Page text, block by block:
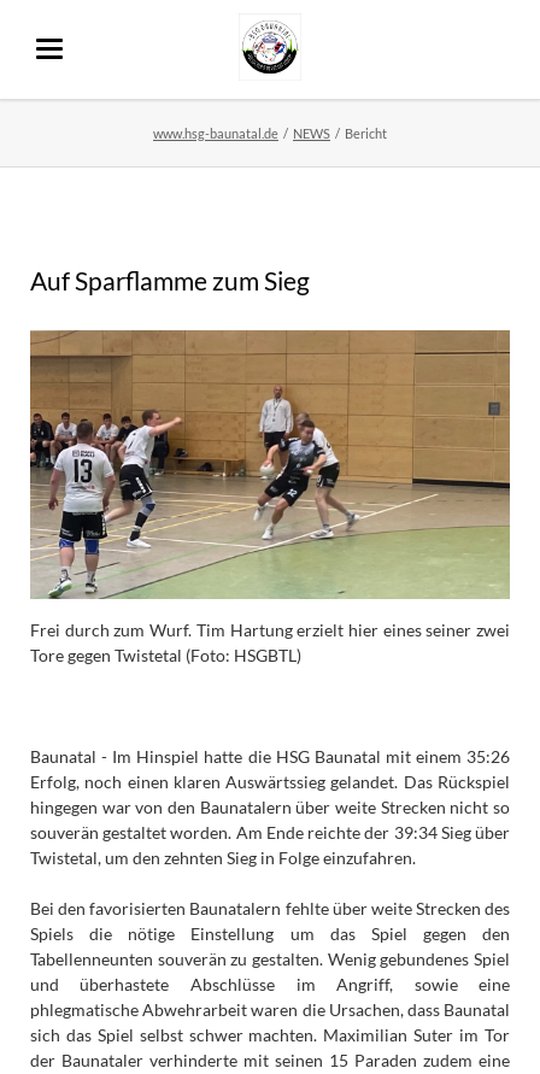
www.hsg-baunatal.de NEWS Bericht
Auf Sparflamme zum Sieg
Frei durch zum Wurf. Tim Hartung erzielt hier eines seiner zwei
Tore gegen Twistetal (Foto: HSGBTL)
Baunatal - Im Hinspiel hatte die HSG Baunatal mit einem 35:26
Erfolg, noch einen klaren Auswärtssieg gelandet. Das Rückspiel
hingegen war von den Baunatalern über weite Strecken nicht so
souverän gestaltet worden. Am Ende reichte der 39:34 Sieg über
Twistetal, um den zehnten Sieg in Folge einzufahren.
Bei den favorisierten Baunatalern fehlte über weite Strecken des
Spiels die nötige Einstellung um das Spiel gegen den
Tabellenneunten souverän zu gestalten. Wenig gebundenes Spiel
und überhastete Abschlüsse im Angriff, sowie eine
phlegmatische Abwehrarbeit waren die Ursachen, dass Baunatal
sich das Spiel selbst schwer machten. Maximilian Suter im Tor
der Baunataler verhinderte mit seinen 15 Paraden zudem eine